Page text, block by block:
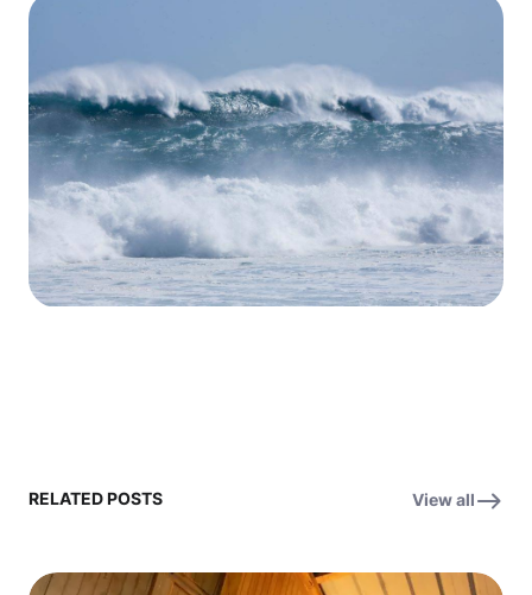
RELATED POSTS View all